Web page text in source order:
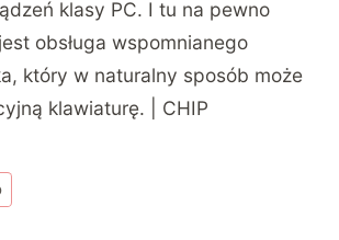
klasy PC. I tu na pewno
obsługa wspomnianego
który w naturalny sposób może
klawiaturę. | CHIP